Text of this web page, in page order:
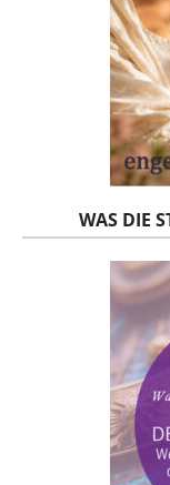
WAS DIE